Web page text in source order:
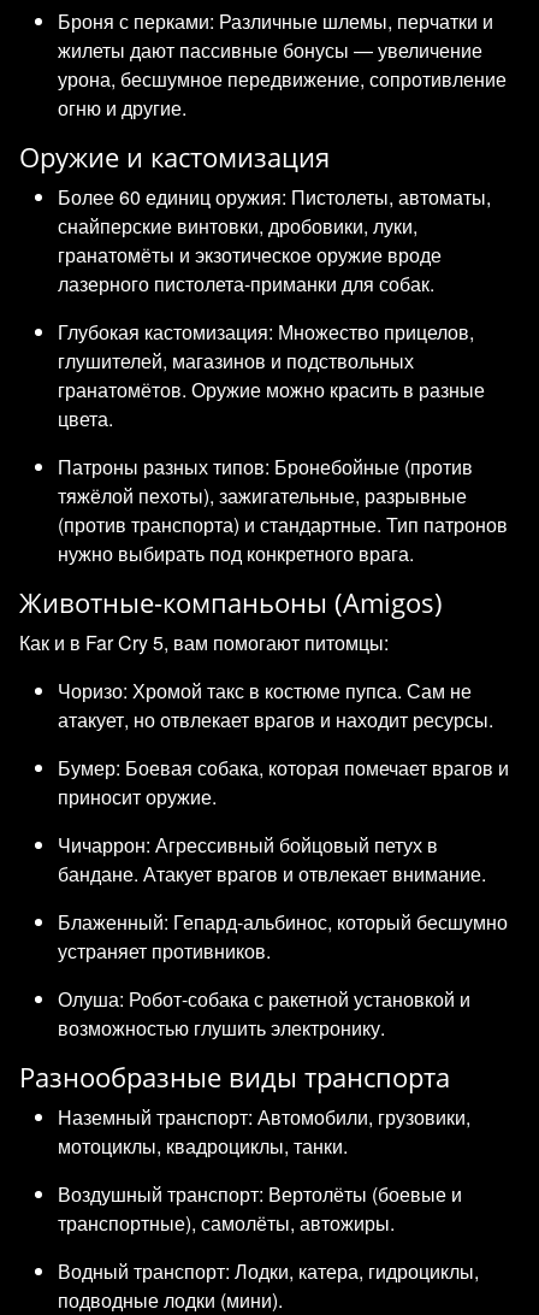
Броня с перками: Различные шлемы, перчатки и
жилеты дают пассивные бонусы — увеличение
урона, бесшумное передвижение, сопротивление
огню и другие.
Оружие и кастомизация
Более 60 единиц оружия: Пистолеты, автоматы,
снайперские винтовки, дробовики, луки,
гранатомёты и экзотическое оружие вроде
лазерного пистолета-приманки для собак.
Глубокая кастомизация: Множество прицелов,
глушителей, магазинов и подствольных
гранатомётов. Оружие можно красить в разные
цвета.
Патроны разных типов: Бронебойные (против
тяжёлой пехоты), зажигательные, разрывные
(против транспорта) и стандартные. Тип патронов
нужно выбирать под конкретного врага.
Животные-компаньоны (Amigos)
Как и в Far Cry 5, вам помогают питомцы:
Чоризо: Хромой такс в костюме пупса. Сам не
атакует, но отвлекает врагов и находит ресурсы.
Бумер: Боевая собака, которая помечает врагов и
приносит оружие.
Чичаррон: Агрессивный бойцовый петух в
бандане. Атакует врагов и отвлекает внимание.
Блаженный: Гепард-альбинос, который бесшумно
устраняет противников.
Олуша: Робот-собака с ракетной установкой и
возможностью глушить электронику.
Разнообразные виды транспорта
Наземный транспорт: Автомобили, грузовики,
мотоциклы, квадроциклы, танки.
Воздушный транспорт: Вертолёты (боевые и
транспортные), самолёты, автожиры.
Водный транспорт: Лодки, катера, гидроциклы,
подводные лодки (мини).